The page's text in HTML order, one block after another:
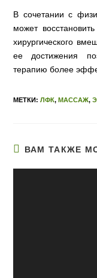
В сочетании с
может
хирургического
ее достижения
терапию более
МЕТКИ:ЛФК, МАССАЖ,
ВАМ ТАКЖЕ